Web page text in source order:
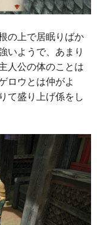
の上で居眠りばか
いようで、あまり
人公の体のことは
ロウとは仲がよ
て盛り上げ係をし